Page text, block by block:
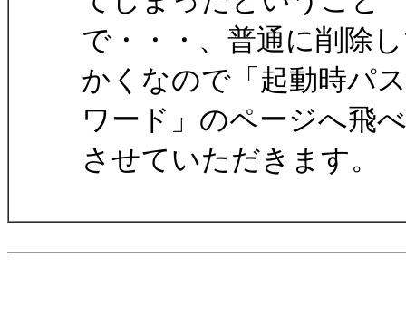
で・・・、普通に削除
かくなので「起動時パス
ワード」のページへ飛
させていただきます。